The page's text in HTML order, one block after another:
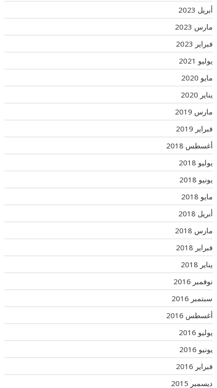
أبريل 2023
مارس 2023
فبراير 2023
يوليو 2021
مايو 2020
يناير 2020
مارس 2019
فبراير 2019
أغسطس 2018
يوليو 2018
يونيو 2018
مايو 2018
أبريل 2018
مارس 2018
فبراير 2018
يناير 2018
نوفمبر 2016
سبتمبر 2016
أغسطس 2016
يوليو 2016
يونيو 2016
فبراير 2016
ديسمبر 2015